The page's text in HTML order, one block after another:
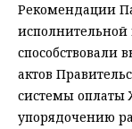
Рекомендации
способствовали
актов
системы оплаты
упорядочению